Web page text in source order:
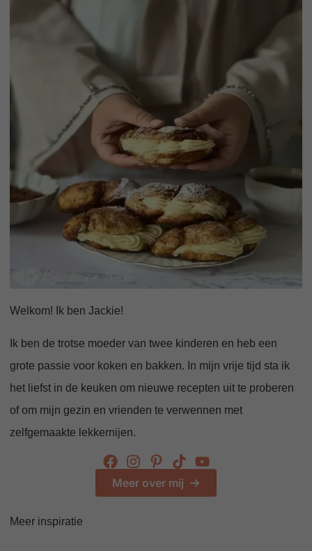
Welkom! Ik ben Jackie!
Ik ben de trotse moeder van twee kinderen en heb een
grote passie voor koken en bakken. In mijn vrije tijd sta ik
het liefst in de keuken om nieuwe recepten uit te proberen
of om mijn gezin en vrienden te verwennen met
zelfgemaakte lekkernijen.
Meer over mij
Meer inspiratie